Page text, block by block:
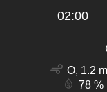
02:00
O, 1.2
78 %